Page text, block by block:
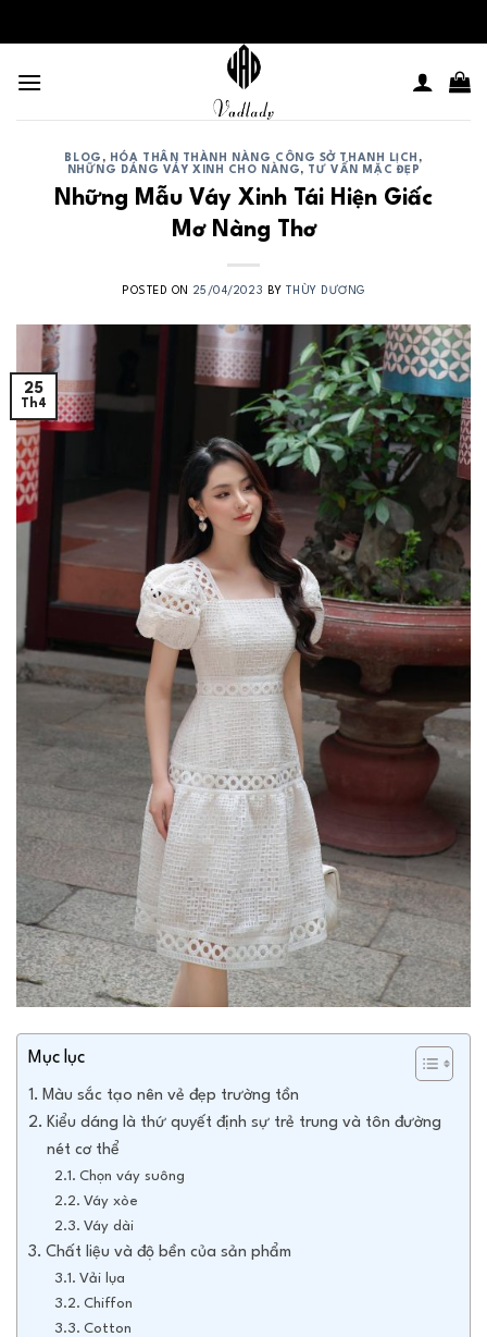
to
BLOG , HÓA THÂN THÀNH NÀNG CÔNG SỞ THANH LỊCH ,
NHỮNG DÁNG VÁY XINH CHO NÀNG , TƯ VẤN MẶC ĐẸP
Những Mẫu Váy Xinh Tái Hiện Giấc
Mơ Nàng Thơ
POSTED ON 25/04/2023 BY THÙY DƯƠNG
25
Th4
Mục lục
Màu sắc tạo nên vẻ đẹp trường tồn
Kiểu dáng là thứ quyết định sự trẻ trung và tôn đường
nét cơ thể
Chọn váy suông
Váy xòe
Váy dài
Chất liệu và độ bền của sản phẩm
Vải lụa
Chiffon
Cotton